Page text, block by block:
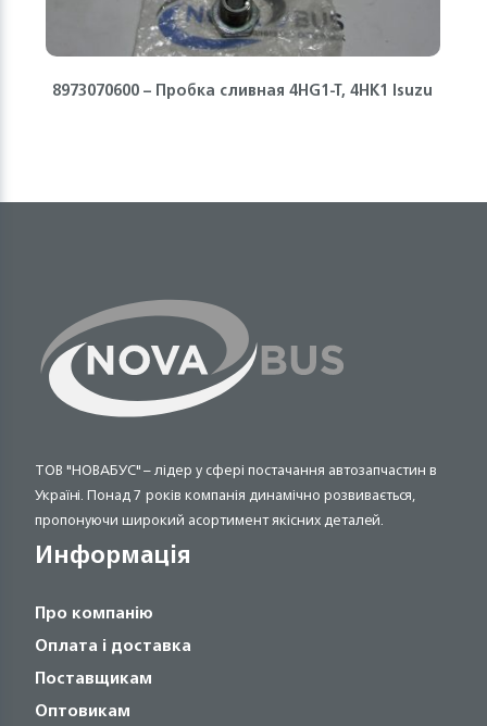
8973070600 – Пробка сливная 4HG1-T, 4HK1 Isuzu
ТОВ "НОВАБУС" – лідер у сфері постачання автозапчастин в
Україні. Понад 7 років компанія динамічно розвивається,
пропонуючи широкий асортимент якісних деталей.
Информація
Про компанію
Оплата і доставка
Поставщикам
Оптовикам